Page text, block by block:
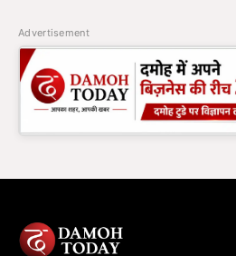
Advertisement